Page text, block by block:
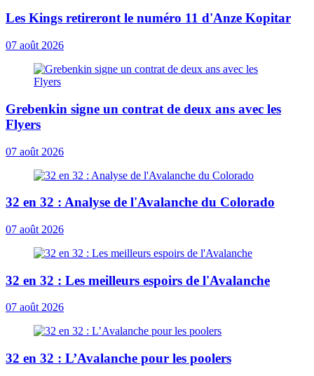
Les Kings retireront le numéro 11 d'Anze Kopitar
07 août 2026
Grebenkin signe un contrat de deux ans avec les
Flyers
07 août 2026
32 en 32 : Analyse de l'Avalanche du Colorado
07 août 2026
32 en 32 : Les meilleurs espoirs de l'Avalanche
07 août 2026
32 en 32 : L’Avalanche pour les poolers